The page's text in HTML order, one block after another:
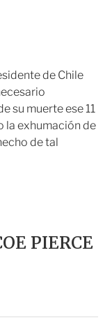
de Chile
su muerte ese 11
la exhumación de
de tal
PIERCE